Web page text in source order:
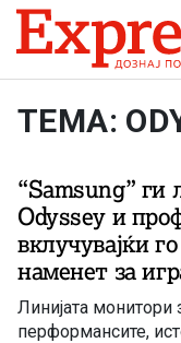
Skip to content
ТЕМА:
“Samsung” ги
Odyssey и
вклучувајќи
наменет за
Линијата монитори
перформансите,